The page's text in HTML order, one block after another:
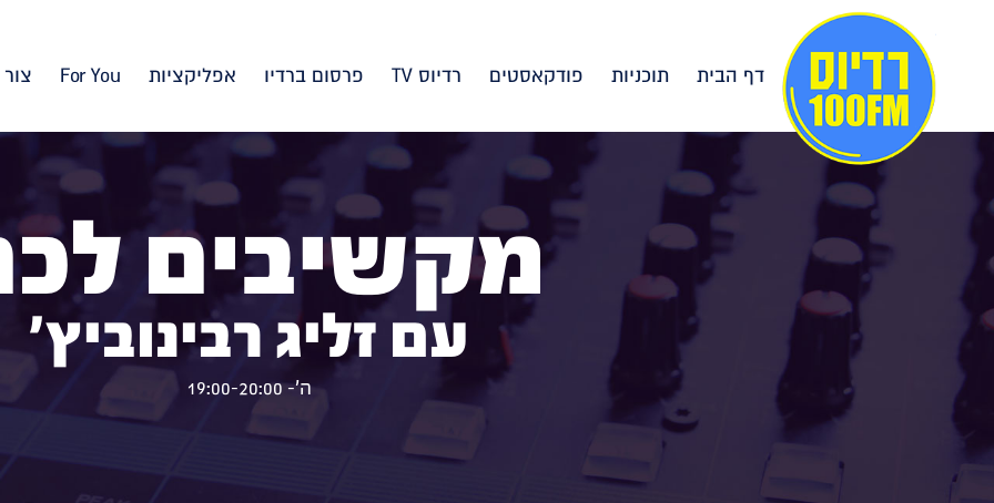
דף הבית תוכניות פודקאסטים רדיוס TV פרסום ברדיו אפליקציות For You
מקשיבים
עם זליג רבינוביץ'
ה'- 19:00-20:00